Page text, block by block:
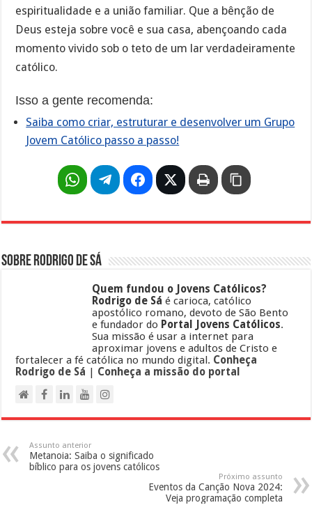
espiritualidade e a união familiar. Que a bênção de
Deus esteja sobre você e sua casa, abençoando cada
momento vivido sob o teto de um lar verdadeiramente
católico.
Isso a gente recomenda:
Saiba como criar, estruturar e desenvolver um Grupo
Jovem Católico passo a passo!
Sobre Rodrigo de Sá
Quem fundou o Jovens Católicos?
Rodrigo de Sá é carioca, católico
apostólico romano, devoto de São Bento
e fundador do Portal Jovens Católicos.
Sua missão é usar a internet para
aproximar jovens e adultos de Cristo e
fortalecer a fé católica no mundo digital. Conheça
Rodrigo de Sá | Conheça a missão do portal
Assunto anterior
Metanoia: Saiba o significado
bíblico para os jovens católicos
Próximo assunto
Eventos da Canção Nova 2024:
Veja programação completa